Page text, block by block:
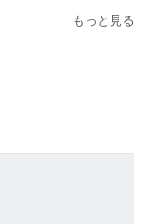
もっと見る